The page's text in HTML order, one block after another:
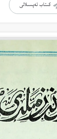
كىتاب تەپسىلاتى